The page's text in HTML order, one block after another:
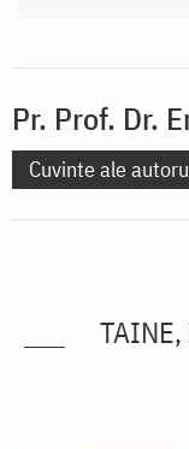
Pr. Prof. Dr.
Cuvinte ale